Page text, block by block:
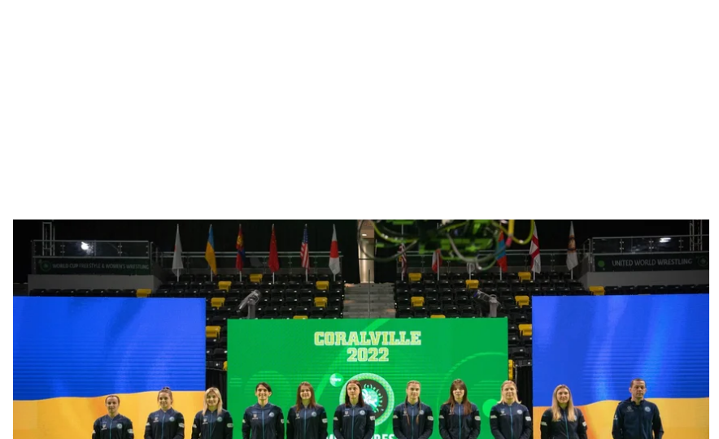
Жіноча збірна України з боротьби
Асоціація спортивної боротьби України
Жіноча збірна вперше в історії перемогла на Кубку світу з боротьби. У фіналі українки обіграли
китайських спортсменок.
повідомляє
Асоціація спортивної боротьби України.
Змагання проходили 10-11 грудня в американському місті Коралвілл. У складі української команди
було 10 спортсменок: Оксана Лівач, Альбіна Рілля, Аліна Грушіна-Акобіа, Юлія Ткач-Остапчук, Ірина
Бондар, Ірина Коляденко, Катерина Зелених, Тетяна Сова-Ріжко, Алла Бєлінська та Анастасія Осняч-
Шустова.
Збірна України була в одній групі з командами з Монголії та Японії. Монгольських спортсменок
українки перемогли з рахунком 7:3. А от з японською командою була однакова кількість перемог —